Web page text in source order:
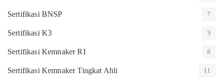
Sertifikasi BNSP 7
Sertifikasi K3 3
Sertifikasi Kemnaker RI 8
Sertifikasi Kemnaker Tingkat Ahli 11